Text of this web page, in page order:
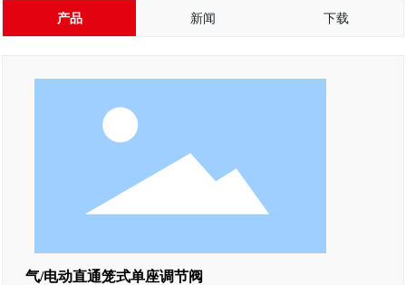
产品 新闻 下载
气/电动直通笼式单座调节阀